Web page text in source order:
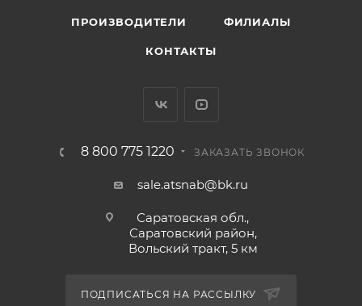
ПРОИЗВОДИТЕЛИ ФИЛИАЛЫ
КОНТАКТЫ
8 800 775 1220 ЗАКАЗАТЬ ЗВОНОК
sale.atsnab@bk.ru
Саратовская обл.,
Саратовский район,
Вольский тракт, 5 км
ПОДПИСАТЬСЯ НА РАССЫЛКУ